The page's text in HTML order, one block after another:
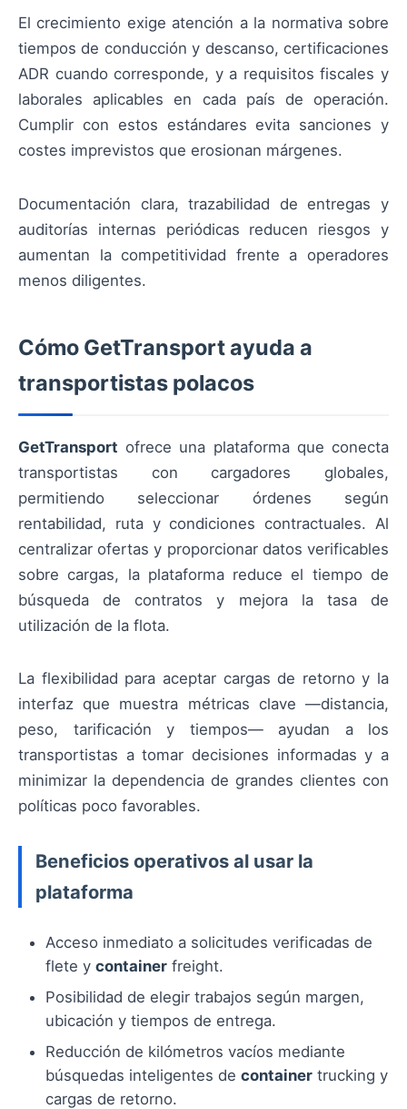
El crecimiento exige atención a la normativa sobre
tiempos de conducción y descanso, certificaciones
ADR cuando corresponde, y a requisitos fiscales y
laborales aplicables en cada país de operación.
Cumplir con estos estándares evita sanciones y
costes imprevistos que erosionan márgenes.
Documentación clara, trazabilidad de entregas y
auditorías internas periódicas reducen riesgos y
aumentan la competitividad frente a operadores
menos diligentes.
Cómo GetTransport ayuda a
transportistas polacos
GetTransport ofrece una plataforma que conecta
transportistas con cargadores globales,
permitiendo seleccionar órdenes según
rentabilidad, ruta y condiciones contractuales. Al
centralizar ofertas y proporcionar datos verificables
sobre cargas, la plataforma reduce el tiempo de
búsqueda de contratos y mejora la tasa de
utilización de la flota.
La flexibilidad para aceptar cargas de retorno y la
interfaz que muestra métricas clave —distancia,
peso, tarificación y tiempos— ayudan a los
transportistas a tomar decisiones informadas y a
minimizar la dependencia de grandes clientes con
políticas poco favorables.
Beneficios operativos al usar la
plataforma
Acceso inmediato a solicitudes verificadas de
flete y container freight.
Posibilidad de elegir trabajos según margen,
ubicación y tiempos de entrega.
Reducción de kilómetros vacíos mediante
búsquedas inteligentes de container trucking y
cargas de retorno.